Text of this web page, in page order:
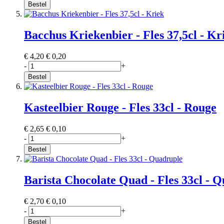
Bestel
Bacchus Kriekenbier - Fles 37,5cl -
€ 4,20 € 0,20
-
+
Bestel
Kasteelbier Rouge - Fles 33cl - Rouge
€ 2,65 € 0,10
-
+
Bestel
Barista Chocolate Quad - Fles 33cl -
€ 2,70 € 0,10
-
+
Bestel